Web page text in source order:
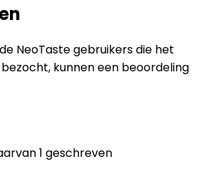
NeoTaste gebruikers die het
kunnen een beoordeling
1 geschreven